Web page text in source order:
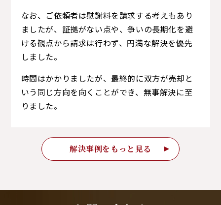
なお、ご依頼者は慰謝料を請求する考えもあり
ましたが、証拠がない点や、争いの長期化を避
ける観点から請求は行わず、円満な解決を優先
しました。
時間はかかりましたが、最終的に双方が売却と
いう同じ方向を向くことができ、無事解決に至
りました。
解決事例をもっと見る